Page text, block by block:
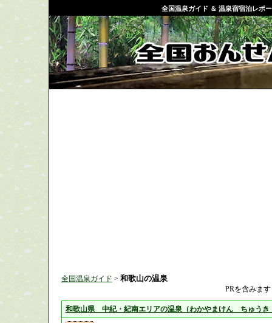
全国温泉ガイド ＆ 温泉宿宿泊レポ
全国温泉ガイド > 和歌山の温泉
PRを含みます
和歌山県 中紀・紀南エリアの温泉（わかやまけん ちゅうき